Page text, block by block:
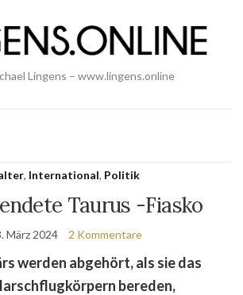
Lingens – www.lingens.online
, International, Politik
Taurus -Fiasko
März 2024 2 Kommentare
werden abgehört, als sie das
bereden,